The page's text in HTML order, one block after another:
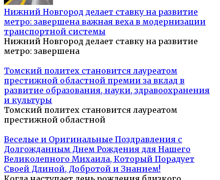
Нижний Новгород делает ставку на развитие
метро: завершена важная веха в модернизации
транспортной системы
Нижний Новгород делает ставку на развитие
метро: завершена
Томский политех становится лауреатом
престижной областной премии за вклад в
развитие образования, науки, здравоохранения
и культуры
Томский политех становится лауреатом
престижной областной
Веселые и Оригинальные Поздравления с
Долгожданным Днем Рождения для Нашего
Великолепного Михаила, Который Порадует
Своей Длиной, Добротой и Знанием!